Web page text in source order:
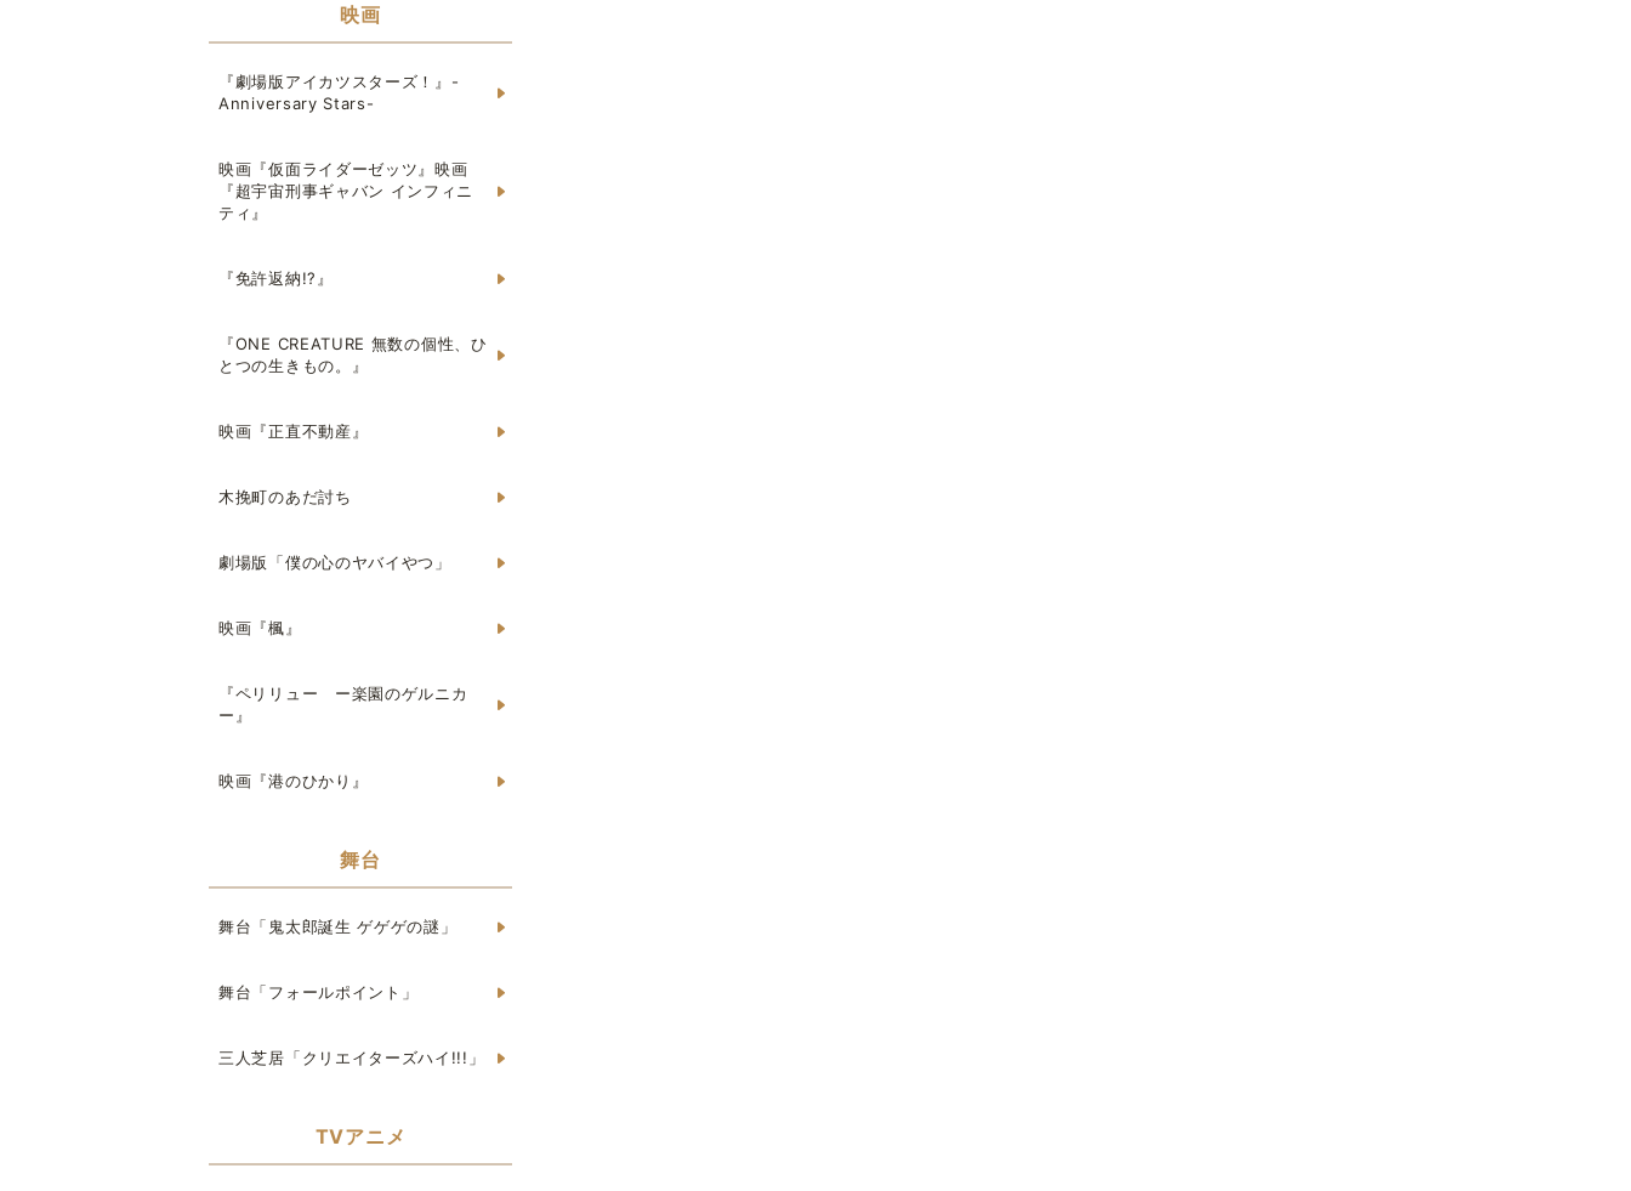
映画
『劇場版アイカツスターズ！』-
Anniversary Stars-
映画『仮面ライダーゼッツ』映画
『超宇宙刑事ギャバン インフィニ
ティ』
『免許返納!?』
『ONE CREATURE 無数の個性、ひ
とつの生きもの。』
映画『正直不動産』
木挽町のあだ討ち
劇場版「僕の心のヤバイやつ」
映画『楓』
『ペリリュー ー楽園のゲルニカ
ー』
映画『港のひかり』
舞台
舞台「鬼太郎誕生 ゲゲゲの謎」
舞台「フォールポイント」
三人芝居「クリエイターズハイ!!!」
TVアニメ